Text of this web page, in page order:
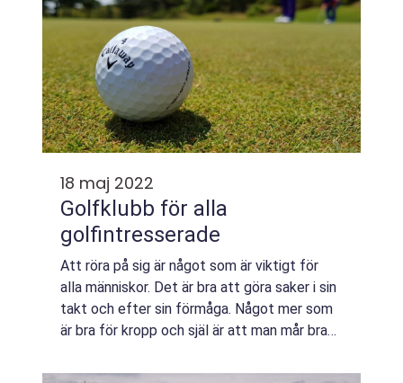
18 maj 2022
Golfklubb för alla
golfintresserade
Att röra på sig är något som är viktigt för
alla människor. Det är bra att göra saker i sin
takt och efter sin förmåga. Något mer som
är bra för kropp och själ är att man mår bra
mycket bättre med rörelse ut...